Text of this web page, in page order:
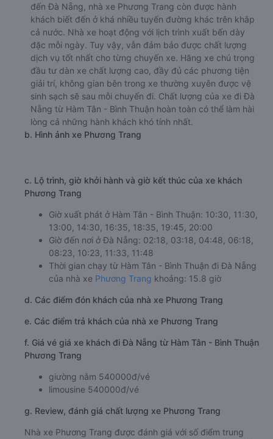
đến Đà Nẵng, nhà xe Phương Trang còn được hành
khách biết đến ở khá nhiều tuyến đường khác trên khắp
cả nước. Nhà xe hoạt động với lịch trình xuất bến dày
đặc mỗi ngày. Tuy vậy, vẫn đảm bảo được chất lượng
dịch vụ tốt nhất cho từng chuyến xe. Hãng xe chú trọng
đầu tư dàn xe chất lượng cao, đầy đủ các phương tiện
giải trí, không gian bên trong xe thường xuyên được vệ
sinh sạch sẽ sau mỗi chuyến đi. Chất lượng của xe đi Đà
Nẵng từ Hàm Tân - Bình Thuận hoàn toàn có thể làm hài
lòng cả những hành khách khó tính nhất.
b. Hình ảnh xe Phương Trang
c. Lộ trình, giờ khởi hành và giờ kết thúc của xe khách
Phương Trang
Giờ xuất phát ở Hàm Tân - Bình Thuận: 10:30, 11:30,
13:00, 14:30, 16:35, 18:35, 19:45, 20:00
Giờ đến nơi ở Đà Nẵng: 02:18, 03:18, 04:48, 06:18,
08:23, 10:23, 11:33, 11:48
Thời gian chạy từ Hàm Tân - Bình Thuận đi Đà Nẵng
của nhà xe Phương Trang khoảng: 15.8 giờ
d. Các điểm đón khách của nhà xe Phương Trang
e. Các điểm trả khách của nhà xe Phương Trang
f. Giá vé giá xe khách đi Đà Nẵng từ Hàm Tân - Bình Thuận
Phương Trang
giường nằm 540000đ/vé
limousine 540000đ/vé
g. Review, đánh giá chất lượng xe Phương Trang
Nhà xe Phương Trang được đánh giá với số điểm trung